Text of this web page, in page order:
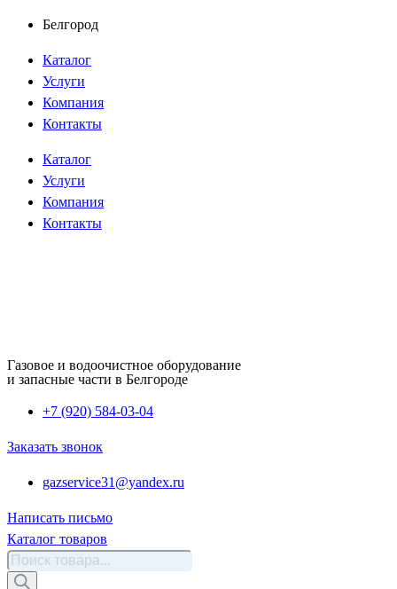
Перейти
содержимому
Белгород
Каталог
Услуги
Компания
Контакты
Каталог
Услуги
Компания
Контакты
Газовое и водоочистное оборудование
и запасные части в Белгороде
+7 (920) 584-03-04
Заказать звонок
gazservice31@yandex.ru
Написать письмо
Каталог товаров
Поиск
товаров